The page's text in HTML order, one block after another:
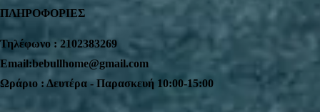
ΠΛΗΡΟΦΟΡΙΕΣ
Τηλέφωνο : 2102383269
Email:bebullhome@gmail.com
Ωράριο : Δευτέρα - Παρασκευή 10:00-15:00